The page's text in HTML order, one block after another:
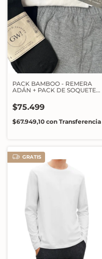
PACK BAMBOO - REMERA
ADÁN + PACK DE SOQUETES
$75.499
$67.949,10 con Transferencia
GRATIS